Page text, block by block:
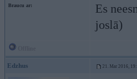
Braucu ar:
Es
joslā)
Edzhus 21. Mar 2016,